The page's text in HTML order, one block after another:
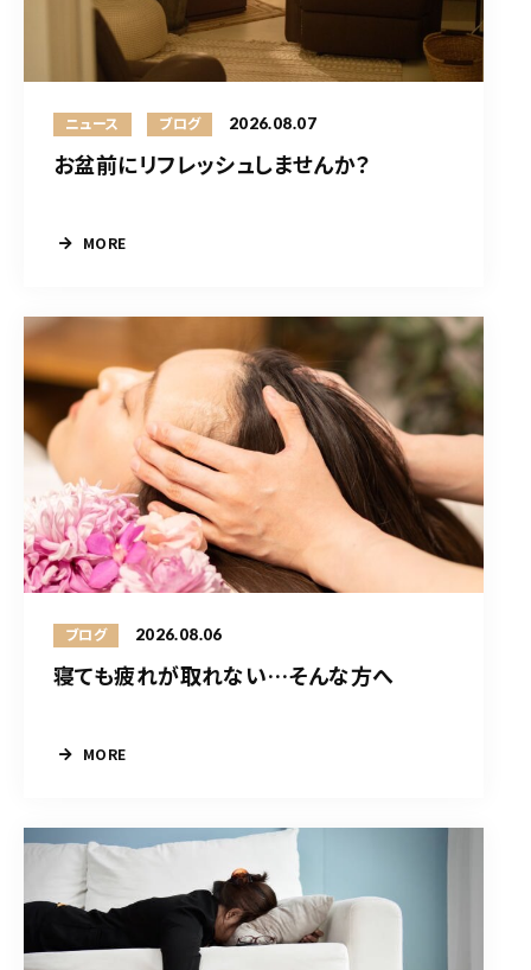
ニュース ブログ 2026.08.07
お盆前にリフレッシュしませんか？
MORE
ブログ 2026.08.06
寝ても疲れが取れない…そんな方へ
MORE